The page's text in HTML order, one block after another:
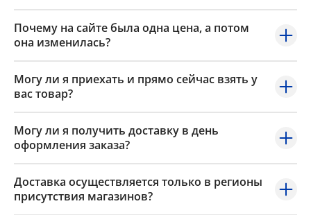
Почему на сайте была одна цена, а потом
она изменилась?
Могу ли я приехать и прямо сейчас взять у
вас товар?
Могу ли я получить доставку в день
оформления заказа?
Доставка осуществляется только в регионы
присутствия магазинов?